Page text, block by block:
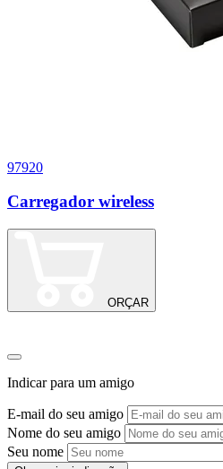
97920
Carregador wireless
ORÇAR
Indicar para um amigo
E-mail do seu amigo
Nome do seu amigo
Seu nome